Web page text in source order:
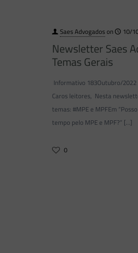
Saes Advogadoson 10/
Newsletter Saes
Temas Gerais
Informativo 183Outubro/
Caros leitores, Nesta
temas: #MPE e MPFEm
tempo pelo MPE e MPF?” […]
0